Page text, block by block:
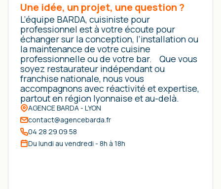
Une idée, un projet, une question ?
L’équipe BARDA, cuisiniste pour
professionnel est à votre écoute pour
échanger sur la conception, l’installation ou
la maintenance de votre cuisine
professionnelle ou de votre bar. Que vous
soyez restaurateur indépendant ou
franchise nationale, nous vous
accompagnons avec réactivité et expertise,
partout en région lyonnaise et au-delà.
AGENCE BARDA - LYON
contact@agencebarda.fr
04 28 29 09 58
Du lundi au vendredi - 8h à 18h